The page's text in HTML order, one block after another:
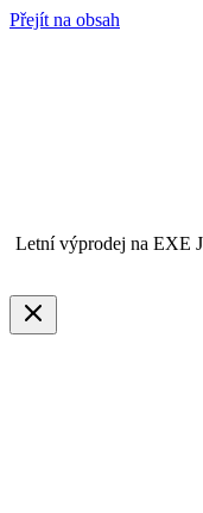
Přejít na obsah
Letní výprodej na EXE